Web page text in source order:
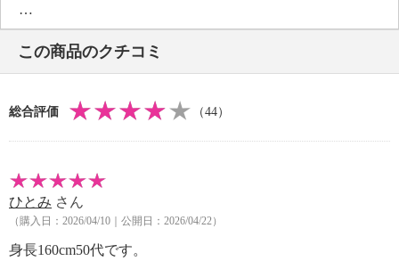
・手洗い：可
・漂白処理：塩素系・酸素系漂白不可
・タンブル乾燥：不可
・自然乾燥：日陰の吊り干し
・ドライクリーニング：不可
・ウエットクリーニング：可
・長時間照射による変退色注意
・単品洗い
・水や汗などによる色落ち、色移り注意
・摩擦による色落ち、色移り注意
この商品のクチコミ
総合評価 （44）
ひとみ さん
（購入日：2026/04/10｜公開日：2026/04/22）
身長160cm50代です。